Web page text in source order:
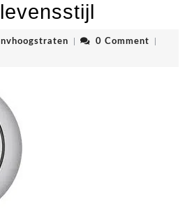
cdenvhoogstraten
0 Comment